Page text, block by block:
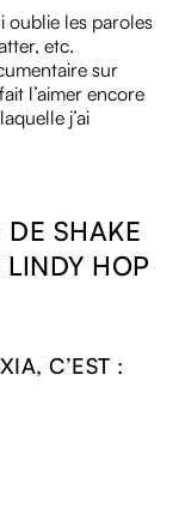
oublie les paroles
etc.
sur
l’aimer encore
j’ai
SHAKE
HOP
C’EST :